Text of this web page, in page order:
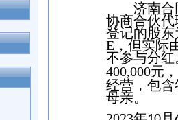
当丰富
地址:
座301
济南合
协商合伙
登记的股东
E ，但实际
不参与分
400,000元
经营，包
母亲。